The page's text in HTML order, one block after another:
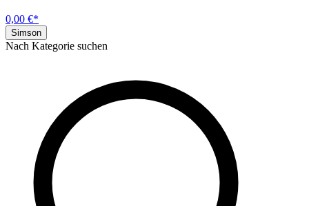
0,00 €*
Simson
Nach Kategorie suchen